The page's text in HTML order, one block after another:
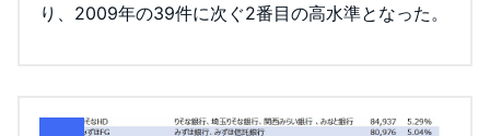
り、2009年の39件に次ぐ2番目の高水準となった。